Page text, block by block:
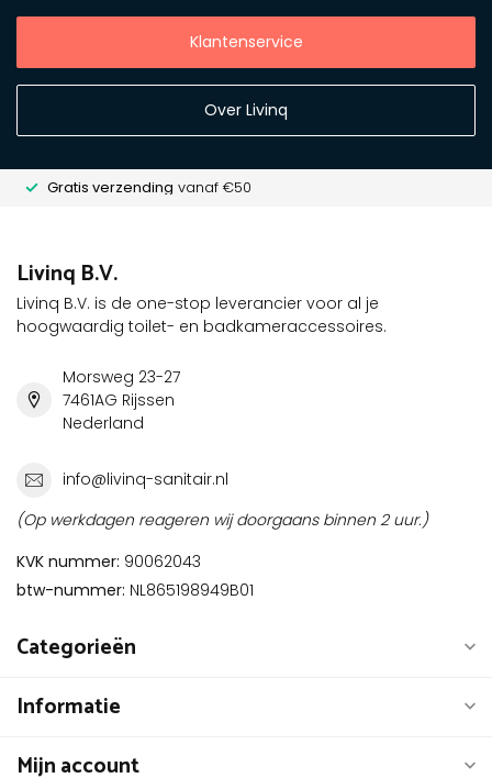
Klantenservice
Over Livinq
Gratis verzending vanaf €50
Livinq B.V.
Livinq B.V. is de one-stop leverancier voor al je
hoogwaardig toilet- en badkameraccessoires.
Morsweg 23-27
7461AG Rijssen
Nederland
info@livinq-sanitair.nl
(Op werkdagen reageren wij doorgaans binnen 2 uur.)
KVK nummer: 90062043
btw-nummer: NL865198949B01
Categorieën
Informatie
Mijn account